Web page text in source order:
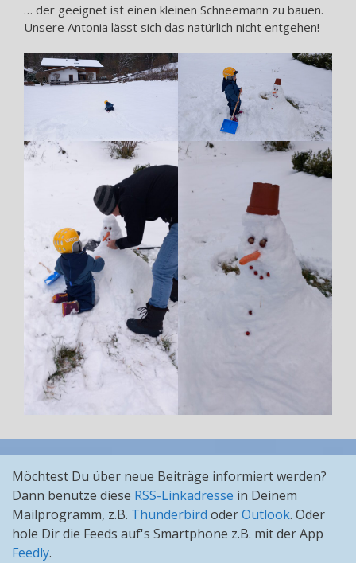
… der geeignet ist einen kleinen Schneemann zu bauen.
Unsere Antonia lässt sich das natürlich nicht entgehen!
Möchtest Du über neue Beiträge informiert werden?
Dann benutze diese RSS-Linkadresse in Deinem
Mailprogramm, z.B. Thunderbird oderOutlook. Oder
hole Dir die Feeds auf's Smartphone z.B. mit der App
Feedly.